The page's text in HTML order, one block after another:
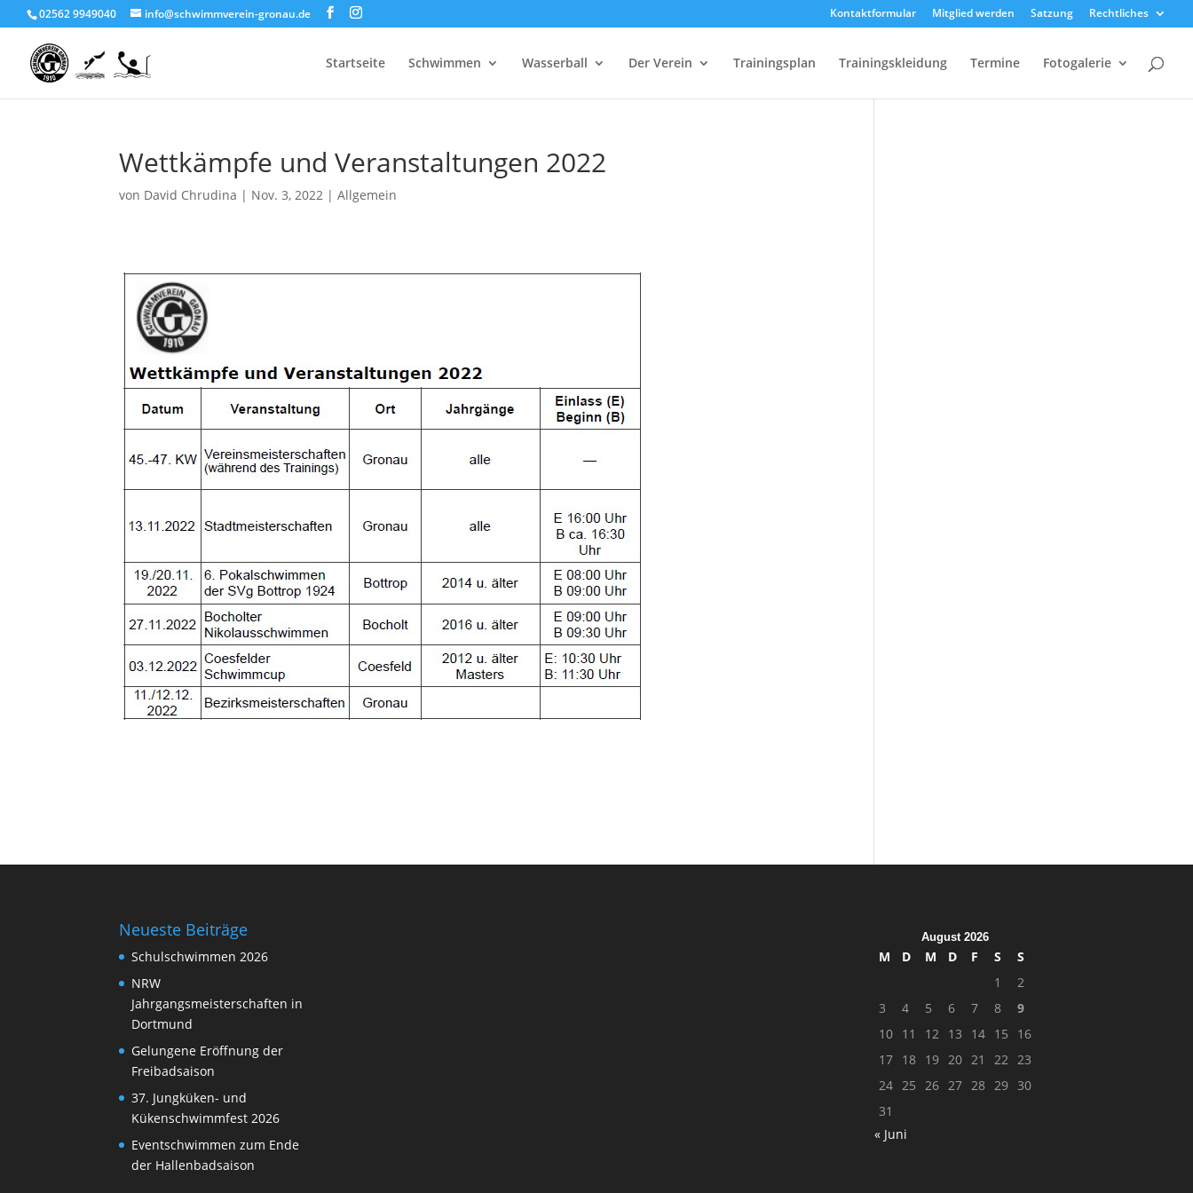
02562 9949040 info@schwimmverein-gronau.de Kontaktformular Mitglied werden Satzung Rechtliches
Startseite Schwimmen Wasserball Der Verein Trainingsplan Trainingskleidung Termine Fotogalerie
Wettkämpfe und Veranstaltungen 2022
von David Chrudina | Nov. 3, 2022 |Allgemein
Neueste Beiträge
Schulschwimmen 2026
NRW
Jahrgangsmeisterschaften in
Dortmund
Gelungene Eröffnung der
Freibadsaison
37. Jungküken- und
Kükenschwimmfest 2026
Eventschwimmen zum Ende
der Hallenbadsaison
August 2026
M D M D F S
S
1
2
3
4 5 6 7 8
9
10 11 12 13 14 15
16
17 18 19 20 21 22 23
24 25 26 27 28 29 30
31
« Juni